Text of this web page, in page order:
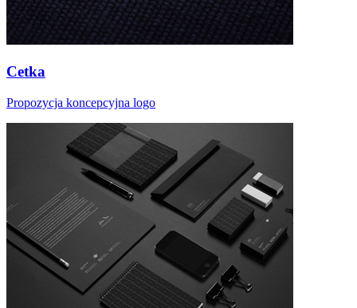
Cetka
Propozycja koncepcyjna logo